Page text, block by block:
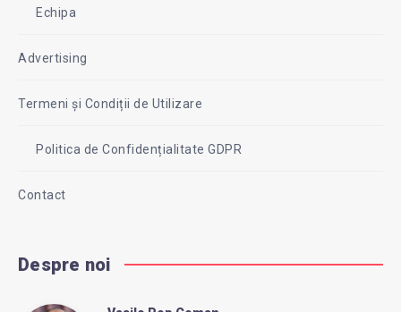
Echipa
Advertising
Termeni și Condiții de Utilizare
Politica de Confidențialitate GDPR
Contact
Despre noi